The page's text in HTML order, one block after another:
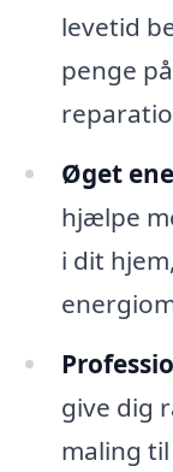
levetid
penge
Øget
hjælpe
i dit
give dig
maling